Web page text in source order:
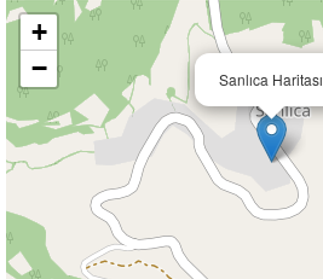
Sanlıca Haritası
+
−